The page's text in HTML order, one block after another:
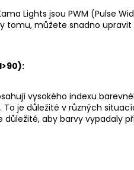
Lights jsou PWM (Pulse
tomu, můžete snadno
vysokého indexu
To je důležité v různých
aby barvy vypadaly